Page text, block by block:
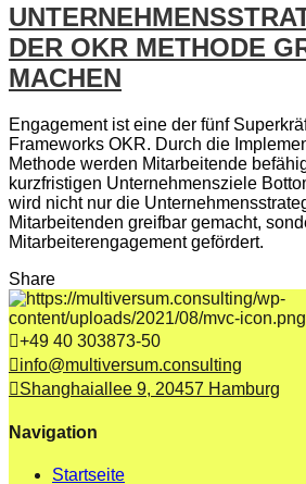
DER OKR METHODE
MACHEN
Engagement ist eine der fünf
Frameworks OKR. Durch die
Methode werden Mitarbeitende
kurzfristigen Unternehmensziele
wird nicht nur die
Mitarbeitenden greifbar gemacht,
Mitarbeiterengagement gefördert.
Share
+49 40 303873-50
info@multiversum.consulting
Shanghaiallee 9, 20457 Hamburg
Navigation
Startseite